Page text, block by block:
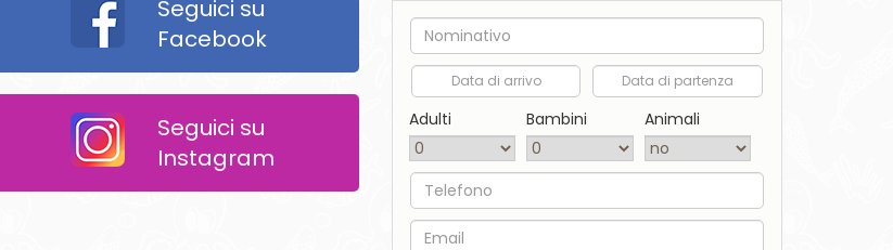
Seguici su
Facebook
Seguici su
Instagram
Nome
Data di arrivo
Data di partenza
Adulti
Bambini Animali
Telefono
Email